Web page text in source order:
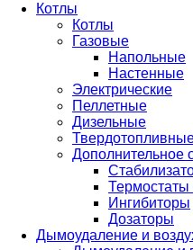
Котлы
Котлы
Газовые
Напольные
Настенные
Электрические
Пеллетные
Дизельные
Дополнительное
Ингибиторы
Дозаторы
Дымоудаление и